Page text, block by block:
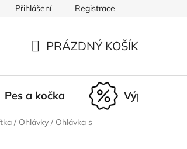
platba Nepřevzetí zásilky
Přihlášení Registrace
KOŠÍK
PRÁZDNÝ KOŠÍK
Pes a kočka Výprodej
/ Ohlávky / Ohlávka s